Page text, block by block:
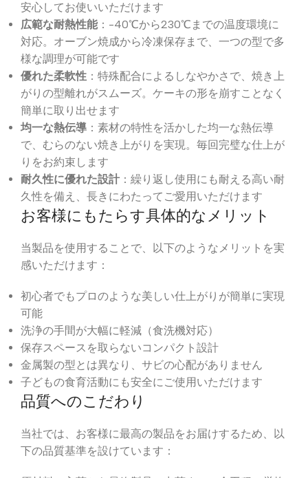
安心してお使いいただけます
広範な耐熱性能：-40℃から230℃までの温度環境に
対応。オーブン焼成から冷凍保存まで、一つの型で多
様な調理が可能です
優れた柔軟性 ：特殊配合によるしなやかさで、焼き上
がりの型離れがスムーズ。ケーキの形を崩すことなく
簡単に取り出せます
均一な熱伝導 ：素材の特性を活かした均一な熱伝導
で、むらのない焼き上がりを実現。毎回完璧な仕上が
りをお約束します
耐久性に優れた設計 ：繰り返し使用にも耐える高い耐
久性を備え、長きにわたってご愛用いただけます
お客様にもたらす具体的なメリット
当製品を使用することで、以下のようなメリットを実
感いただけます：
初心者でもプロのような美しい仕上がりが簡単に実現
可能
洗浄の手間が大幅に軽減（食洗機対応）
保存スペースを取らないコンパクト設計
金属製の型とは異なり、サビの心配がありません
子どもの食育活動にも安全にご使用いただけます
品質へのこだわり
当社では、お客様に最高の製品をお届けするため、以
下の品質基準を設けています：